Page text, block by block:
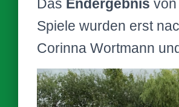
Das Endergebnis
Spiele wurden erst
Corinna Wortmann